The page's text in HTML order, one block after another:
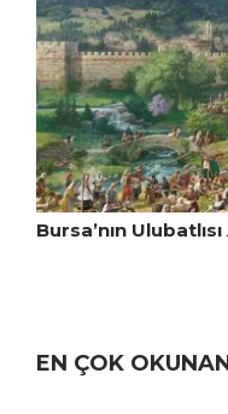
Bursa’nın
EN ÇOK